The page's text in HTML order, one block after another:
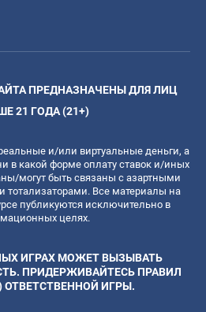
ПРЕДНАЗНАЧЕНЫ ДЛЯ ЛИЦ
21 ГОДА (21+)
и/или виртуальные деньги, а
в какой форме оплату ставок и/иных
могут быть связаны с азартными
тотализаторами. Все материалы на
публикуются исключительно в
целях.
ИГРАХ МОЖЕТ ВЫЗЫВАТЬ
ПРИДЕРЖИВАЙТЕСЬ ПРАВИЛ
ИГРЫ.